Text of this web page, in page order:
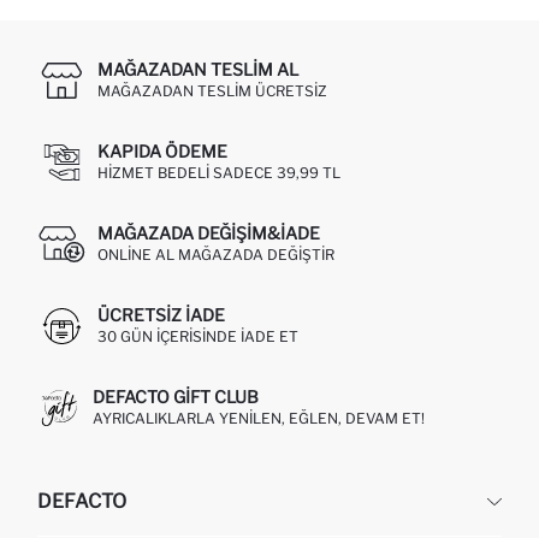
MAĞAZADAN TESLIM AL
MAĞAZADAN TESLIM ÜCRETSIZ
KAPIDA ÖDEME
HIZMET BEDELI SADECE 39,99 TL
MAĞAZADA DEĞIŞIM&İADE
ONLINE AL MAĞAZADA DEĞIŞTIR
ÜCRETSIZ IADE
30 GÜN IÇERISINDE IADE ET
DEFACTO GIFT CLUB
AYRICALIKLARLA YENILEN, EĞLEN, DEVAM ET!
DEFACTO